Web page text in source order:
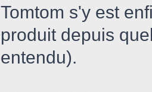
Tomtom s'y est
produit depuis
entendu).